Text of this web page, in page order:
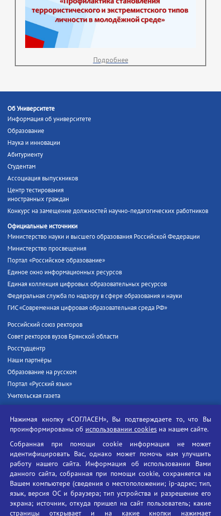
Подробнее
Об Университете
Информация об университете
Образование
Наука и инновации
Абитуриенту
Студентам
Ассоциация выпускников
Центр тестирования
иностранных граждан
Конкурс на замещение должностей научно-педагогических работников
Официальные источники
Министерство науки и высшего образования Российской Федерации
Министерство просвещения
Портал «Российское образование»
Единое окно информационных ресурсов
Единая коллекция цифровых образовательных ресурсов
Федеральная служба по надзору в сфере образования и науки
ГИС «Современная цифровая образовательная среда РФ»
Российский союз ректоров
Совет ректоров вузов Брянской области
Росстудцентр
Наши партнёры
Образование на русском
Портал «Русский язык»
Учительская газета
Единый портал государственных услуг
Противодействие угрозам информационной безопасности
Социальные ролики - Генеральная прокуратура РФ
Противодействие коррупции
БГУ против наркотиков
Брянский государственный университет
имени академика И.Г. Петровского
Нажимая кнопку «СОГЛАСЕН», Вы подтверждаете то, что Вы
проинформированы об использовании cookies на нашем сайте.
Собранная при помощи cookie информация не может
идентифицировать Вас, однако может помочь нам улучшить
работу нашего сайта. Информация об использовании Вами
данного сайта, собранная при помощи cookie, сохраняется на
Вашем компьютере (сведения о местоположении; ip-адрес; тип,
язык, версия ОС и браузера; тип устройства и разрешение его
экрана; источник, откуда пришел на сайт пользователь; какие
страницы открывает и на какие кнопки нажимает